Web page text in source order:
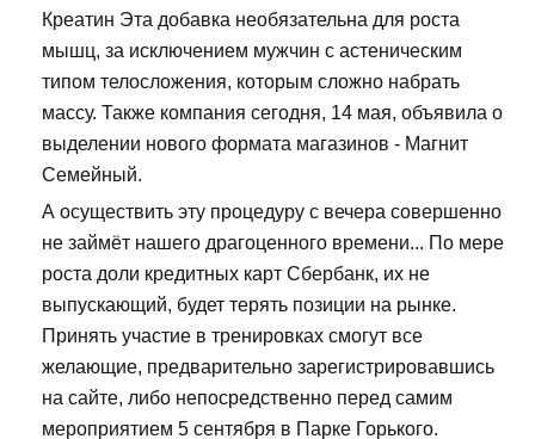
Креатин Эта добавка необязательна для роста
мышц, за исключением мужчин с астеническим
типом телосложения, которым сложно набрать
массу. Также компания сегодня, 14 мая, объявила о
выделении нового формата магазинов - Магнит
Семейный.
А осуществить эту процедуру с вечера совершенно
не займёт нашего драгоценного времени... По мере
роста доли кредитных карт Сбербанк, их не
выпускающий, будет терять позиции на рынке.
Принять участие в тренировках смогут все
желающие, предварительно зарегистрировавшись
на сайте, либо непосредственно перед самим
мероприятием 5 сентября в Парке Горького.